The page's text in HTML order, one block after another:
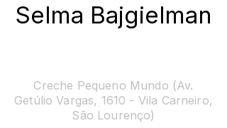
Selma Bajgielman
Creche Pequeno Mundo (Av.
Getúlio Vargas, 1610 - Vila Carneiro,
São Lourenço)